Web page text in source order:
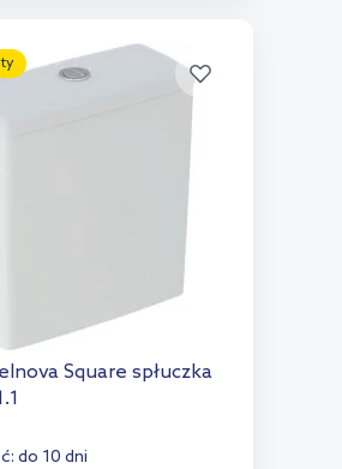
do porównania
Square spłuczka
do 10 dni